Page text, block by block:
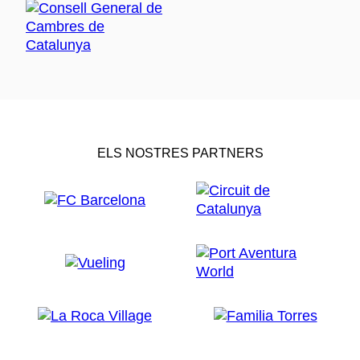
ELS NOSTRES PARTNERS